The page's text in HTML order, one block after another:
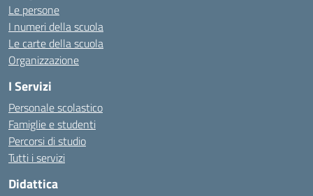
Le persone
I numeri della scuola
Le carte della scuola
Organizzazione
I Servizi
Personale scolastico
Famiglie e studenti
Percorsi di studio
Tutti i servizi
Didattica